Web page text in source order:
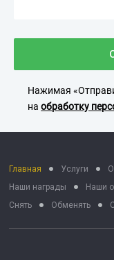
Нажимая
наобработку
Главная Услуги
Наши награды
Наши
Снять
Обменять